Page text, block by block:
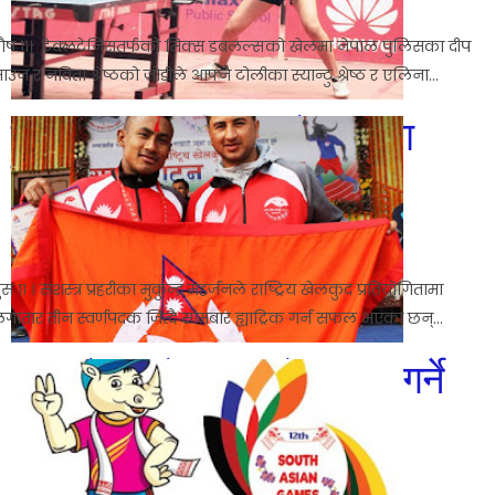
5:20 AM
११। टेबलटेनिसतर्फको मिक्स डबलल्सको खेलमा नेपाल पुलिसका दीप
र नविता श्रेष्ठको जोडीले आफ्नै टोलीका स्यान्टु श्रेष्ठ र एलिना...
मुकुन्द्रद्वारा राष्ट्रिय खेलकुदमा
ह्याट्रिक
No comments
5:16 AM
११ । सशस्त्र प्रहरीका मुकुन्द्र महर्जनले राष्ट्रिय खेलकुद प्रतियोगितामा
तीन स्वर्णपदक जित्दै सोमबार ह्याट्रिक गर्न सफल भएका छन्...
आज नेपालले भुटानको सामना गर्ने
No comments
Dec 26, 2016 10:54 AM